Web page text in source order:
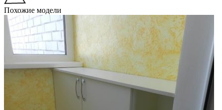
Похожие модели